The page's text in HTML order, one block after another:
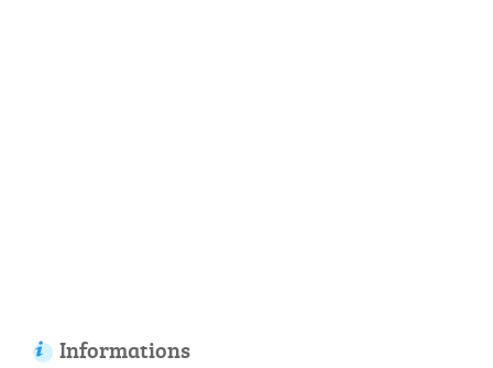
Informations